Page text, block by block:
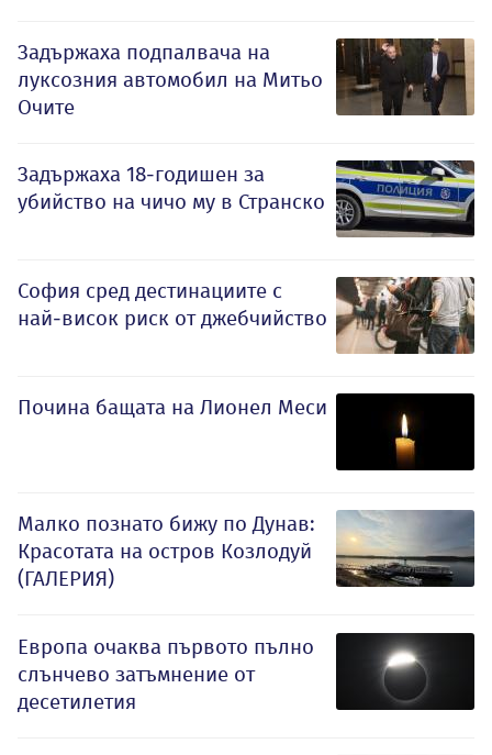
Задържаха подпалвача на
луксозния автомобил на Митьо
Очите
Задържаха 18-годишен за
убийство на чичо му в Странско
София сред дестинациите с
най-висок риск от джебчийство
Почина бащата на Лионел Меси
Малко познато бижу по Дунав:
Красотата на остров Козлодуй
(ГАЛЕРИЯ)
Европа очаква първото пълно
слънчево затъмнение от
десетилетия